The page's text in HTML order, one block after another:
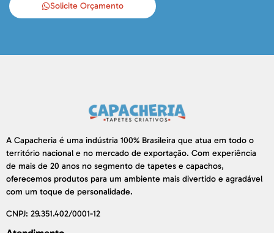
Solicite Orçamento
A Capacheria é uma indústria 100% Brasileira que atua em todo o
território nacional e no mercado de exportação. Com experiência
de mais de 20 anos no segmento de tapetes e capachos,
oferecemos produtos para um ambiente mais divertido e agradável
com um toque de personalidade.
CNPJ: 29.351.402/0001-12